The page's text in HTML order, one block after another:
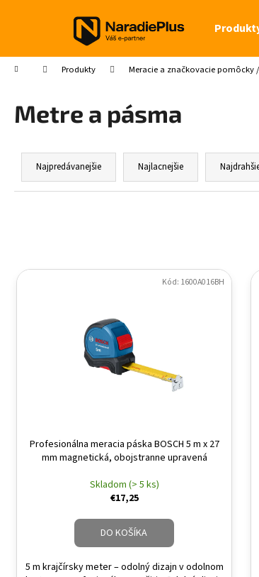
Domov Produkty Meracie a značkovacie pomôcky
Metre a pásma
Radenie produktov
Najpredávanejšie Najlacnejšie
Výpis produktov
Profesionálna meracia páska BOSCH 5 m x 27
mm magnetická, obojstranne upravená
Skladom (> 5 ks)
€17,25
DO KOŠÍKA
5 m krajčírsky meter – odolný dizajn v odolnom
Kód: 1600A016BH
do
do